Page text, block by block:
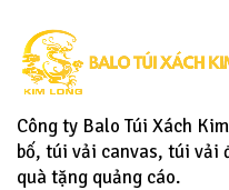
Công ty Balo Túi Xách
bố, túi vải canvas, túi vải
quà tặng quảng cáo.